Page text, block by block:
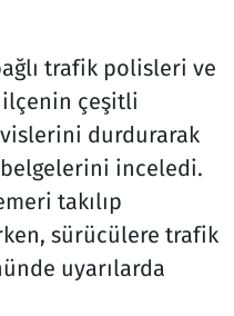
trafik polisleri ve
çeşitli
durdurarak
inceledi.
takılıp
sürücülere trafik
uyarılarda